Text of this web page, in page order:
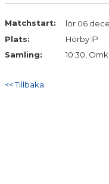
MATCHER
Matchstart:
lör 06
Plats:
Hörby IP
Samling:
10:30,
<< Tillbaka